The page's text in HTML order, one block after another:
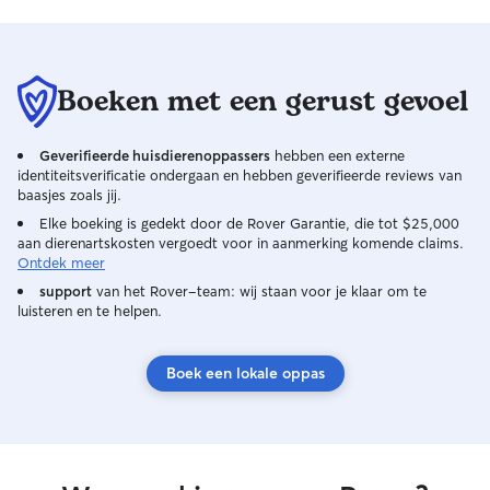
beginnen met een rustige
ochtendwandeling, gevolgd door
regelmatige plaspauzes in onze goed
omheinde tuin, speeltijd en voldoende
rustmomenten. Tussen mijn
werkzaamheden door is er altijd tijd voor
een knuffel of een extra speelmoment.
Jouw hond draait gewoon gezellig mee
in ons rustige dagelijkse ritme en krijgt de
hele dag door alle gezelschap en
aandacht die hij of zij verdient. 🇬🇧
managing my own online business and
pet care blog, my daily schedule is highly
flexible. Dogs staying with us are never
Boeken met een gerust gevoel
Geverifieerde huisdierenoppassers hebben een externe
identiteitsverificatie ondergaan en hebben geverifieerde reviews van
baasjes zoals jij.
Elke boeking is gedekt door de Rover Garantie, die tot $25,000
aan dierenartskosten vergoedt voor in aanmerking komende claims.
Ontdek meer
support van het Rover-team: wij staan voor je klaar om te
luisteren en te helpen.
Boek een lokale oppas